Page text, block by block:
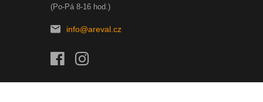
(Po-Pá 8-16 hod.)
info@areval.cz